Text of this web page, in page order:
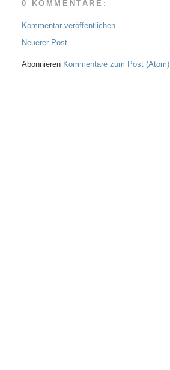
0 KOMMENTARE:
Kommentar veröffentlichen
Neuerer Post
Abonnieren Kommentare zum Post (Atom)